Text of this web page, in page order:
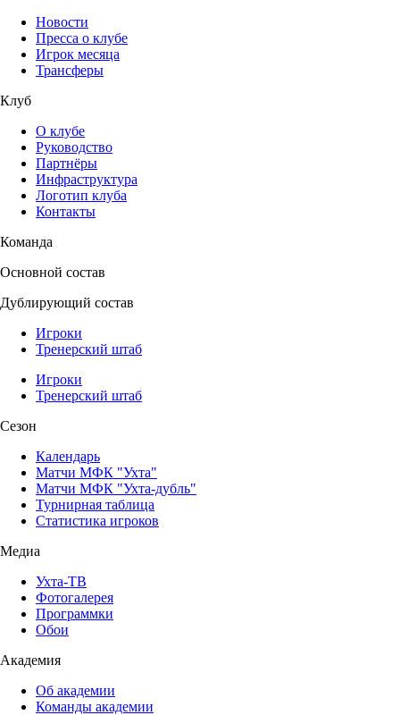
Новости
Пресса о клубе
Игрок месяца
Трансферы
Клуб
О клубе
Руководство
Партнёры
Инфраструктура
Логотип клуба
Контакты
Команда
Основной состав
Дублирующий состав
Игроки
Тренерский штаб
Игроки
Тренерский штаб
Сезон
Календарь
Матчи МФК "Ухта"
Матчи МФК "Ухта-дубль"
Турнирная таблица
Статистика игроков
Медиа
Ухта-ТВ
Фотогалерея
Программки
Обои
Академия
Об академии
Команды академии